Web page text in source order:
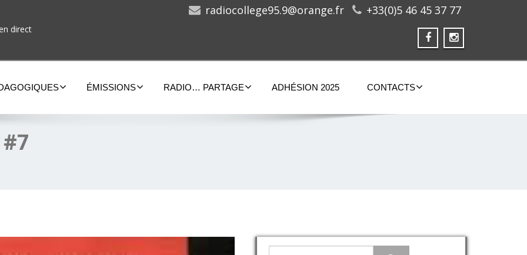
direct
radiocollege95.9@orange.fr +33(0)5 46 45 37 77
ÉMISSIONS RADIO… PARTAGE ADHÉSION 2025 CONTACTS